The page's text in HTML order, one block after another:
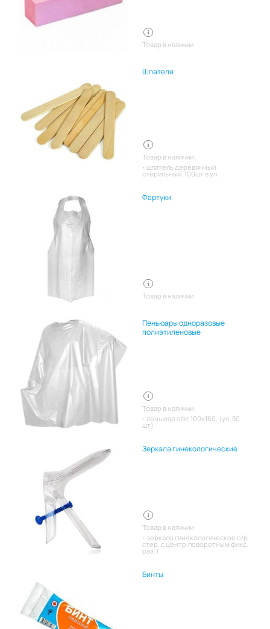
Товар в наличии
Шпателя
Товар в наличии:
шпатель деревянный
стерильный. 100шт в уп
Фартуки
Товар в наличии
Пеньюары одноразовые
полиэтиленовые
Товар в наличии:
пеньюар п/эт 100х160, (уп. 50
шт)
Зеркала гинекологические
Товар в наличии:
зеркало гинекологическое о/р
стер. с центр.поворотным фикс.
раз. l
Бинты